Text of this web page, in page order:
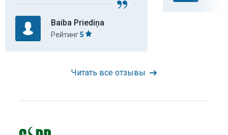
Читать все отзывы
Baiba Priediņa
Рейтинг5